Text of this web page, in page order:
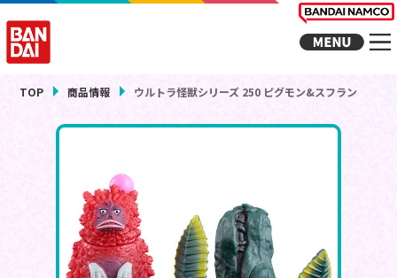
TOP 商品情報 ウルトラ怪獣シリーズ 250 ピグモン&スフラン